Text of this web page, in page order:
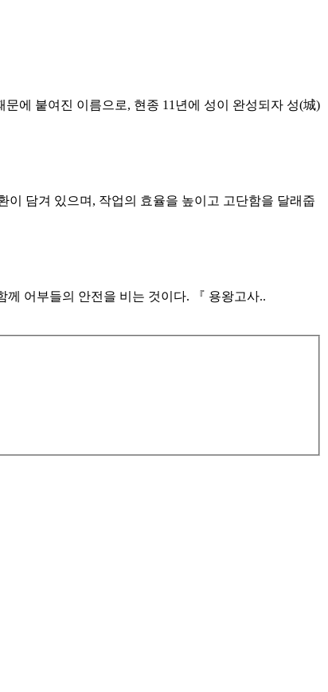
에 붙여진 이름으로, 현종 11년에 성이 완성되자 성(城)
담겨 있으며, 작업의 효율을 높이고 고단함을 달래줍
어부들의 안전을 비는 것이다. 『 용왕고사..